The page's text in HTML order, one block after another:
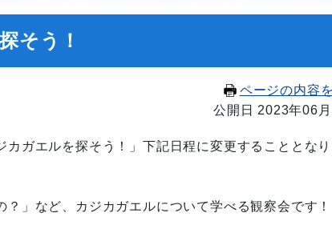
そう！
ページの内容
公開日 2023年06
ガエルを探そう！」下記日程に変更することとな
」など、カジカガエルについて学べる観察会です！